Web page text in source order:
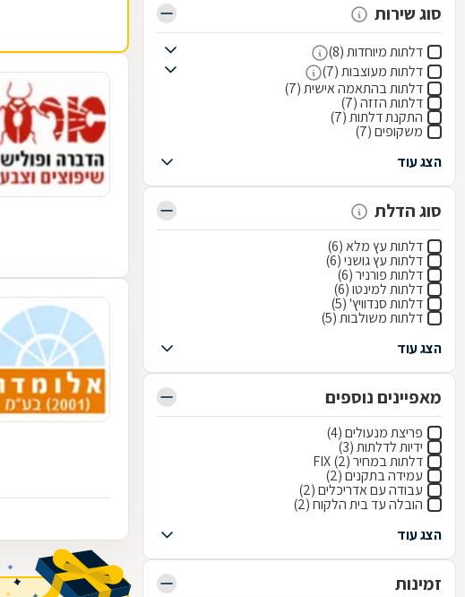
סוג שירות
דלתות מיוחדות (8)
דלתות מעוצבות (7)
דלתות בהתאמה אישית (7)
דלתות הזזה (7)
התקנת דלתות (7)
משקופים (7)
הצג עוד
סוג הדלת
דלתות עץ מלא (6)
דלתות עץ גושני (6)
דלתות פורניר (6)
דלתות למינטו (6)
דלתות סנדוויץ' (5)
דלתות משולבות (5)
הצג עוד
מאפיינים נוספים
פריצת מנעולים (4)
ידיות לדלתות (3)
דלתות במחיר FIX (2)
עמידה בתקנים (2)
עבודה עם אדריכלים (2)
הובלה עד בית הלקוח (2)
הצג עוד
זמינות